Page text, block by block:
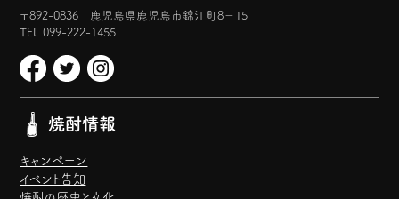
〒892-0836 鹿児島県鹿児島市錦江町8−15
TEL 099-222-1455
焼酎情報
キャンペーン
イベント告知